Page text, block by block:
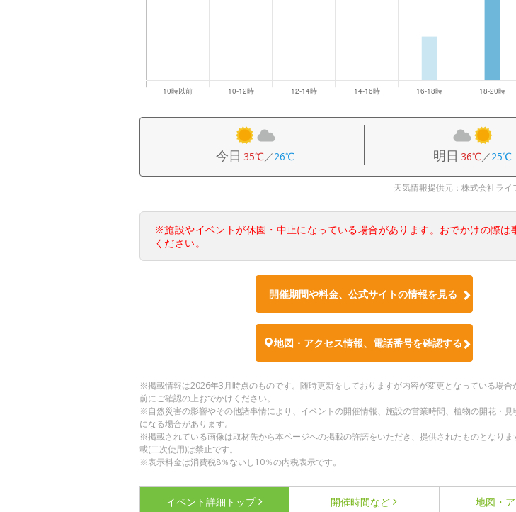
今日 35℃／26℃ 明日 36℃／25℃
天気情報提供元：株式会社ライ
※施設やイベントが休園・中止になっている場合があります。おでかけの際は
ください。
開催期間や料金、公式サイトの情報を見る
地図・アクセス情報、電話番号を確認する
※掲載情報は2026年3月時点のものです。随時更新をしておりますが内容が変更となっている場合
前にご確認の上おでかけください。
※自然災害の影響やその他諸事情により、イベントの開催情報、施設の営業時間、植物の開花・見
になる場合があります。
※掲載されている画像は取材先から本ページへの掲載の許諾をいただき、提供されたものとなり
載(二次使用)は禁止です。
※表示料金は消費税8％ないし10％の内税表示です。
イベント詳細 トップ 開催時間など 地図・